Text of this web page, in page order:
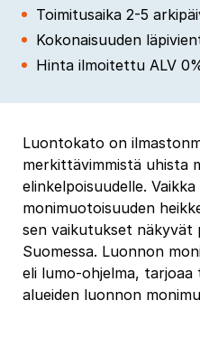
Toimitusaika 2-5
Kokonaisuuden
Hinta ilmoitettu ALV
Luontokato on
merkittävimmistä uhista
elinkelpoisuudelle.
monimuotoisuuden
sen vaikutukset näkyvät
Suomessa. Luonnon
eli lumo-ohjelma,
alueiden luonnon